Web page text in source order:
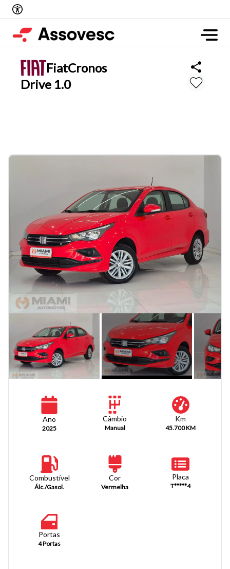
FiatCronos
Drive 1.0
Ano
2025
Câmbio
Manual
Km
45.700 KM
Combustível
Álc./Gasol.
Cor
Vermelha
Placa
T*****4
Portas
4 Portas